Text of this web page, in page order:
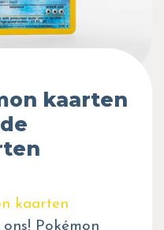
kaarten
kaarten
Pokémon